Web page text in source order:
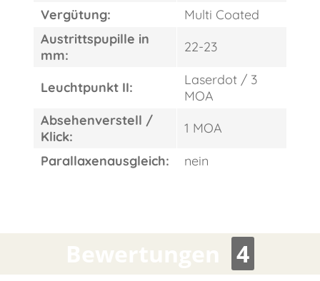
Vergütung:
Multi Coated
Austrittspupille in
mm:
22-23
Leuchtpunkt II:
Laserdot / 3
MOA
Absehenverstell /
Klick:
1 MOA
Parallaxenausgleich:
nein
4